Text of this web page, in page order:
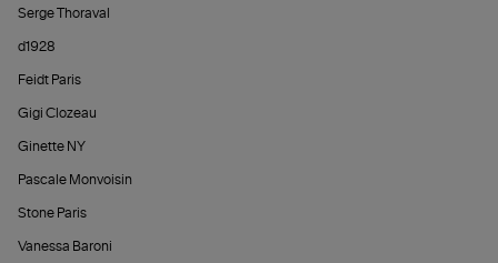
Serge Thoraval
d1928
Feidt Paris
Gigi Clozeau
Ginette NY
Pascale Monvoisin
Stone Paris
Vanessa Baroni